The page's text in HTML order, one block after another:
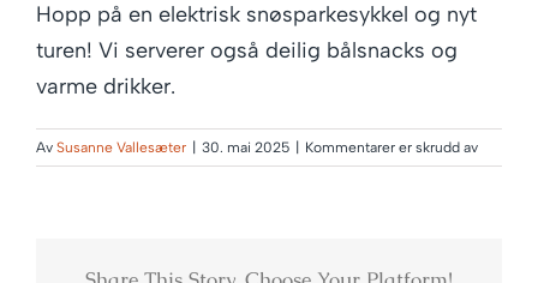
Butikk
Kontakt
Hopp på en elektrisk snøsparkesykkel og nyt
turen! Vi serverer også deilig bålsnacks og
varme drikker.
Av Susanne Vallesæter 30. mai 2025 Kommentarer er skrudd avfor
Tur